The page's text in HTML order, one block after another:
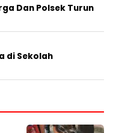
Dan Polsek Turun
di Sekolah